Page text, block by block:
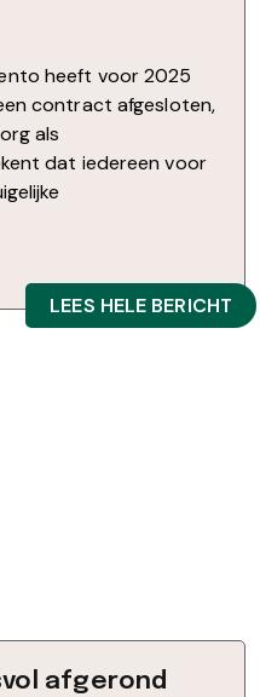
heeft voor 2025
contract afgesloten,
als
dat iedereen voor
LEES HELE BERICHT
afgerond